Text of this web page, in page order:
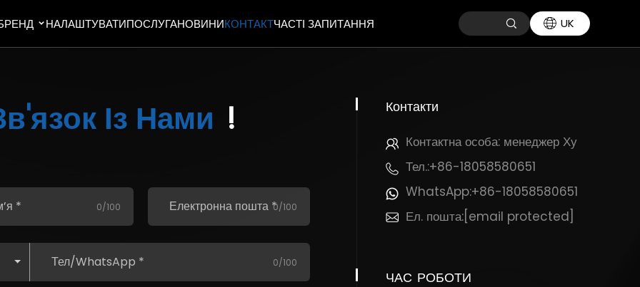
НАЛАШТУВАТИПОСЛУГАНОВИНИКОНТАКТЧАСТІ ЗАПИТАННЯ UK
Із Нами !
0/100 0/100
0/100
Контакти
Контактна особа: менеджер Ху
Тел.:+86-18058580651
WhatsApp:+86-18058580651
Ел. пошта: [email protected]
ЧАС РОБОТИ